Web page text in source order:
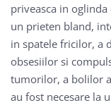
priveasca in oglinda
un prieten bland,
in spatele fricilor, a
obsesiilor si
tumorilor, a bolilor
au fost necesare la